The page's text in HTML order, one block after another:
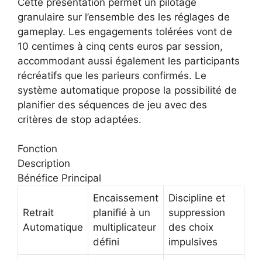
granulaire sur l’ensemble des les réglages de
gameplay. Les engagements tolérées vont de
10 centimes à cinq cents euros par session,
accommodant aussi également les participants
récréatifs que les parieurs confirmés. Le
système automatique propose la possibilité de
planifier des séquences de jeu avec des
critères de stop adaptées.
Fonction
Description
Bénéfice Principal
Retrait
Automatique
Encaissement
planifié à un
multiplicateur
défini
Discipline et
suppression
des choix
impulsives